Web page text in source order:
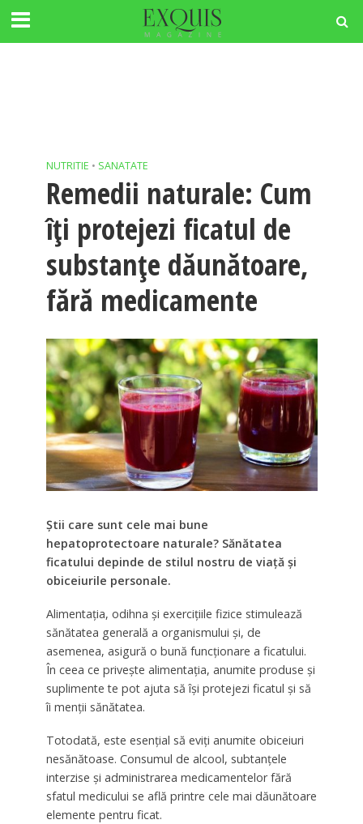
NUTRITIE • SANATATE
Remedii naturale: Cum
îți protejezi ficatul de
substanțe dăunătoare,
fără medicamente
Știi care sunt cele mai bune
hepatoprotectoare naturale? Sănătatea
ficatului depinde de stilul nostru de viață și
obiceiurile personale.
Alimentația, odihna și exercițiile fizice stimulează
sănătatea generală a organismului și, de
asemenea, asigură o bună funcționare a ficatului.
În ceea ce privește alimentația, anumite produse și
suplimente te pot ajuta să își protejezi ficatul și să
îi menții sănătatea.
Totodată, este esențial să eviți anumite obiceiuri
nesănătoase. Consumul de alcool, subtanțele
interzise și administrarea medicamentelor fără
sfatul medicului se află printre cele mai dăunătoare
elemente pentru ficat.